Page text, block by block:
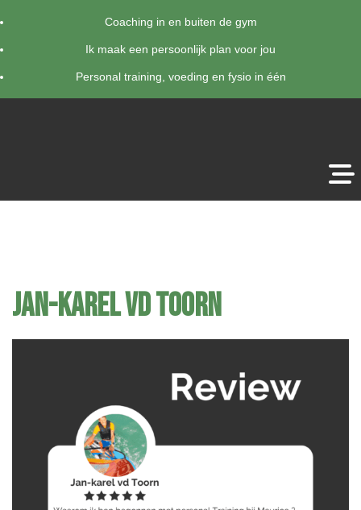
Coaching in en buiten de gym
Ik maak een persoonlijk plan voor jou
Personal training, voeding en fysio in één
Jan-karel vd Toorn